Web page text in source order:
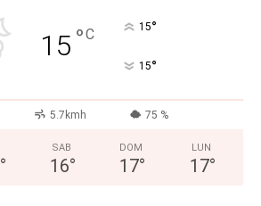
15 °C 15°
15°
5.7kmh 75 %
°
SAB
16°
DOM
17°
LUN
17°